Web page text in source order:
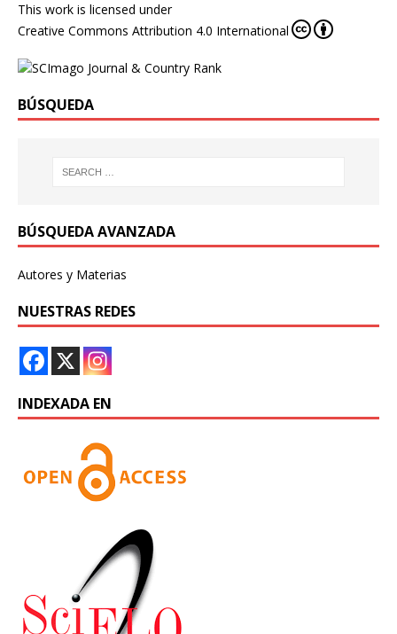
This work is licensed under
Creative Commons Attribution 4.0 International
BÚSQUEDA
BÚSQUEDA AVANZADA
Autores y Materias
NUESTRAS REDES
INDEXADA EN